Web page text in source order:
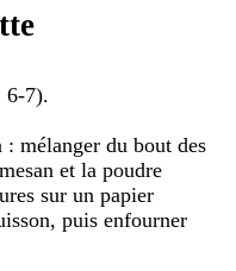
6-7).
: mélanger du bout des
et la poudre
sur un papier
puis enfourner